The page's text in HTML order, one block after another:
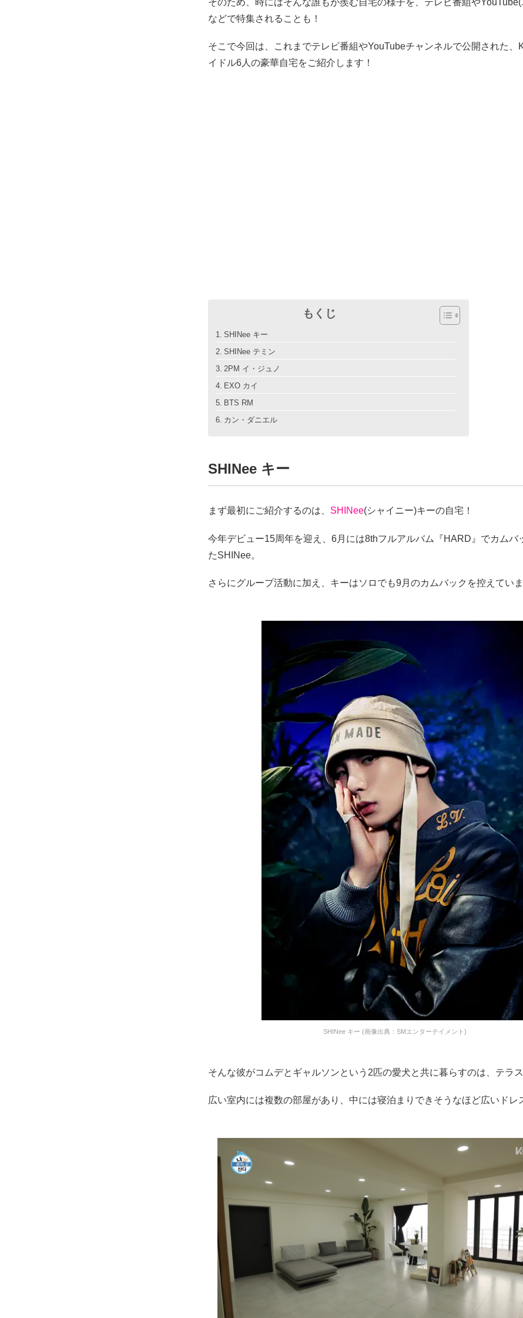
そのため、時にはそんな誰もが羨む自宅の様子を、テレビ番組や
などで特集されることも！
そこで今回は、これまでテレビ番組やYouTubeチャンネルで公開された、
イドル6人の豪華自宅をご紹介します！
もくじ
SHINee キー
SHINee テミン
2PM イ・ジュノ
EXO カイ
BTS RM
カン・ダニエル
SHINee キー
まず最初にご紹介するのは、 SHINee(シャイニー)キーの自宅！
今年デビュー15周年を迎え、6月には8thフルアルバム『HARD』でカムバ
たSHINee。
さらにグループ活動に加え、キーはソロでも9月のカムバックを控えていま
SHINee キー (画像出典：SMエンターテイメント)
そんな彼がコムデとギャルソンという2匹の愛犬と共に暮らすのは、テラス
広い室内には複数の部屋があり、中には寝泊まりできそうなほど広いドレ